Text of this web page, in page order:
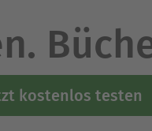
Staatsexamen
kostenlos testen